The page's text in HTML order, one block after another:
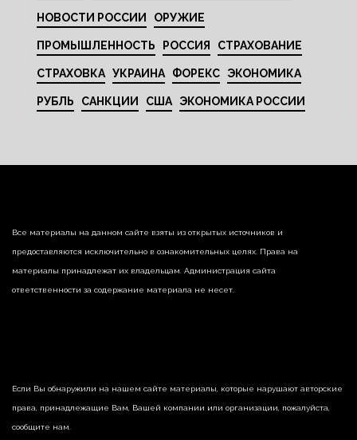
НОВОСТИ РОССИИ ОРУЖИЕ
ПРОМЫШЛЕННОСТЬ РОССИЯ СТРАХОВАНИЕ
СТРАХОВКА УКРАИНА ФОРЕКС ЭКОНОМИКА
РУБЛЬ САНКЦИИ США ЭКОНОМИКА РОССИИ
Все материалы на данном сайте взяты из открытых источников и
предоставляются исключительно в ознакомительных целях. Права на
материалы принадлежат их владельцам. Администрация сайта
ответственности за содержание материала не несет.
Если Вы обнаружили на нашем сайте материалы, которые нарушают авторские
права, принадлежащие Вам, Вашей компании или организации, пожалуйста,
сообщите нам.